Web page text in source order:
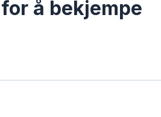
å bekjempe